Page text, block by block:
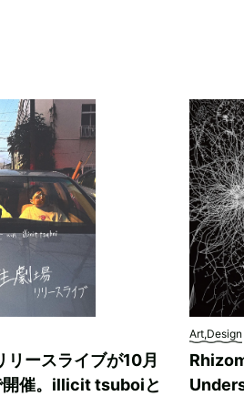
ースライブが10月
催。illicit tsuboiと
Art,Design